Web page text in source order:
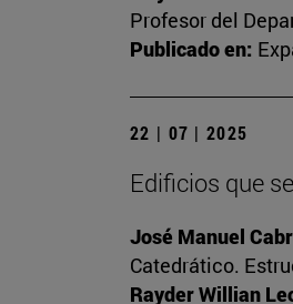
Profesor del
Publicado en:
22 | 07 | 2025
Edificios que
José Manuel
Catedrático.
Rayder Willian